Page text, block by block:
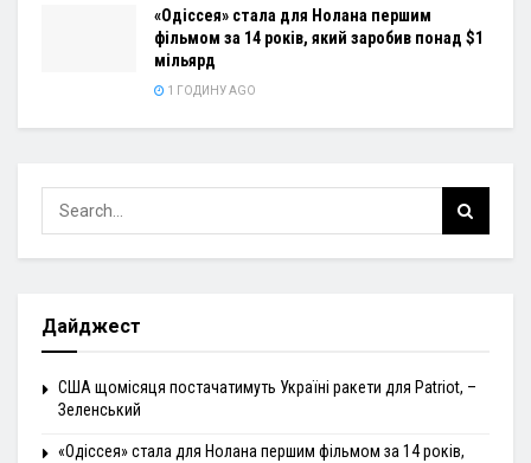
«Одіссея» стала для Нолана першим
фільмом за 14 років, який заробив понад $1
мільярд
1 ГОДИНУ AGO
Дайджест
США щомісяця постачатимуть Україні ракети для Patriot, –
Зеленський
«Одіссея» стала для Нолана першим фільмом за 14 років,